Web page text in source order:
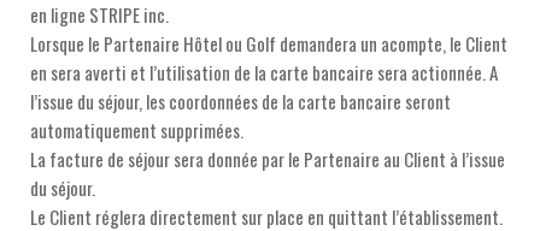
en ligne STRIPE inc.
Lorsque le Partenaire Hôtel ou Golf demandera un acompte, le Client
en sera averti et l’utilisation de la carte bancaire sera actionnée. A
l’issue du séjour, les coordonnées de la carte bancaire seront
automatiquement supprimées.
La facture de séjour sera donnée par le Partenaire au Client à l’issue
du séjour.
Le Client réglera directement sur place en quittant l’établissement.